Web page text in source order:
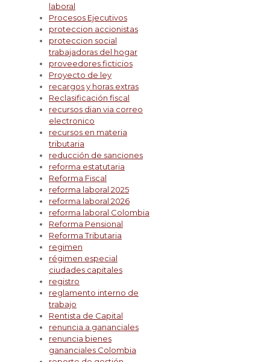
laboral
Procesos Ejecutivos
proteccion accionistas
proteccion social
trabajadoras del hogar
proveedores ficticios
Proyecto de ley
recargos y horas extras
Reclasificación fiscal
recursos dian via correo
electronico
recursos en materia
tributaria
reducción de sanciones
reforma estatutaria
Reforma Fiscal
reforma laboral 2025
reforma laboral 2026
reforma laboral Colombia
Reforma Pensional
Reforma Tributaria
regimen
régimen especial
ciudades capitales
registro
reglamento interno de
trabajo
Rentista de Capital
renuncia a gananciales
renuncia bienes
gananciales Colombia